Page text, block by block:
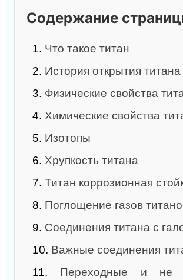
Содержание
1. Что такое титан
2. История открытия титана
3. Физические свойства
4. Химические свойства
5. Изотопы
6. Хрупкость титана
7. Титан коррозионная
8. Поглощение газов
9. Соединения титана с
10. Важные соединения
11. Переходные и не